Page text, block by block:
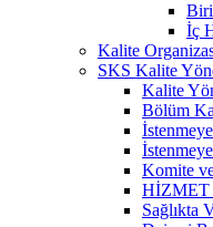
İç
Kalite
SKS Kalite
Kalite
Bölüm
Komite
HİZMET
Sağlıkta